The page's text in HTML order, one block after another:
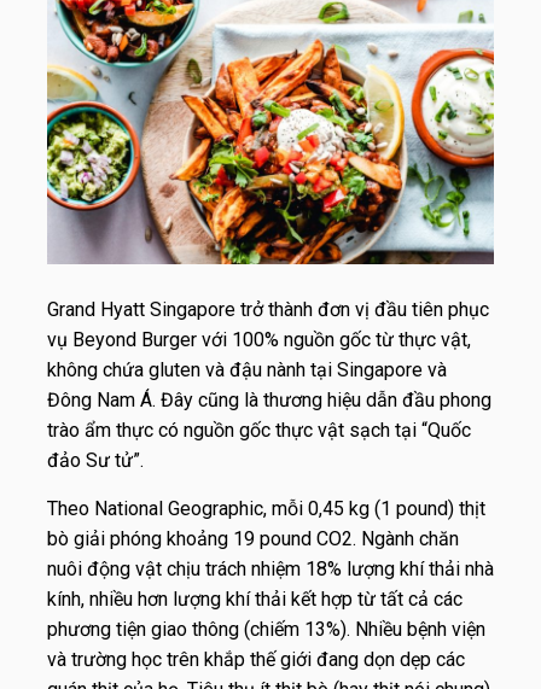
Grand Hyatt Singapore trở thành đơn vị đầu tiên phục
vụ Beyond Burger với 100% nguồn gốc từ thực vật,
không chứa gluten và đậu nành tại Singapore và
Đông Nam Á. Đây cũng là thương hiệu dẫn đầu phong
trào ẩm thực có nguồn gốc thực vật sạch tại “Quốc
đảo Sư tử”.
Theo National Geographic, mỗi 0,45 kg (1 pound) thịt
bò giải phóng khoảng 19 pound CO2. Ngành chăn
nuôi động vật chịu trách nhiệm 18% lượng khí thải nhà
kính, nhiều hơn lượng khí thải kết hợp từ tất cả các
phương tiện giao thông (chiếm 13%). Nhiều bệnh viện
và trường học trên khắp thế giới đang dọn dẹp các